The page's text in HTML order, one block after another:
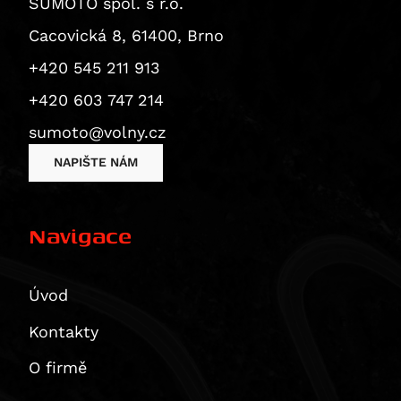
Superbike 1199 Panigale / S
Superbike 1199 Panigale S
Diavel
Monster 1200 R
Monster 1200 S
Multistrada 1200
Diavel 1260
Multistrada 1260 Pikes Peak
Multistrada 1260 S
Cacovická 8, 61400, Brno
+420 545 211 913
+420 603 747 214
sumoto@volny.cz
NAPIŠTE NÁM
Navigace
Úvod
Kontakty
O firmě